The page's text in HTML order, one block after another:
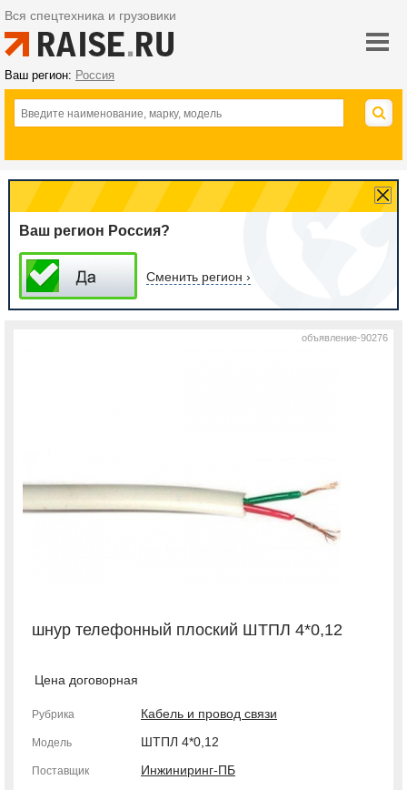
Вся спецтехника и грузовики
Ваш регион: Россия
Ваш регион Россия?
Сменить регион ›
шнур телефонный плоский ШТПЛ 4*0,12
Цена договорная
Рубрика Кабель и провод связи
Модель ШТПЛ 4*0,12
Поставщик Инжиниринг-ПБ
объявление-90276